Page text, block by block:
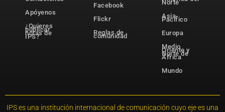
Apóyenos
¿Quieres
publicar
notas de
IPS?
Facebook
Flickr
Reglas de
comunidad
Norte
Asia-
Pacífico
Europa
Medio
Oriente y
Norte de
África
Mundo
IPS es una institución internacional de comunicación cuyo eje es una